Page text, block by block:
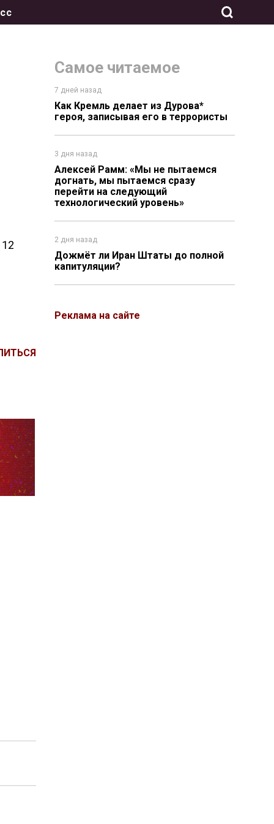
Самое читаемое
7 дней назад
Как Кремль делает из Дурова*
героя, записывая его в террористы
3 дня назад
Алексей Рамм: «Мы не пытаемся
догнать, мы пытаемся сразу
перейти на следующий
технологический уровень»
2 дня назад
Дожмёт ли Иран Штаты до полной
капитуляции?
Реклама на сайте